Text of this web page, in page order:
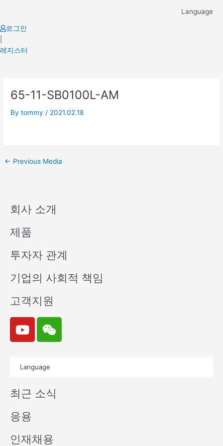
content
Language
로그인
레지스터
65-11-SB0100L-AM
Bytommy / 2021.02.18
navigation
← Previous Media
회사 소개
제품
투자자 관계
기업의 사회적 책임
고객지원
Y
o
u
e
W
e
i
n
Language
최근 소식
응용
인재채용